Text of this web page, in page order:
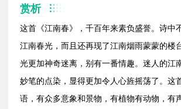
赏析
这首《江南春》，千百年来素负盛誉。诗中
江南春光，而且还再现了江南烟雨蒙蒙的楼
光更加神奇迷离，别有一番情趣。迷人的江
妙笔的点染，显得更加令人心旌摇荡了。这
语，有众多意象和景物，有植物有动物，有